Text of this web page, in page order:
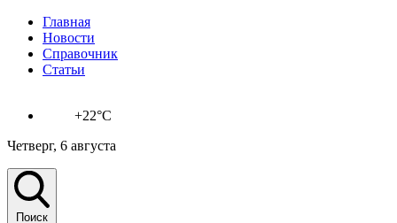
Главная
Новости
Справочник
Статьи
+22°C
Четверг, 6 августа
Поиск